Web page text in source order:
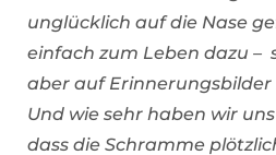
unglücklich auf die Nase
einfach zum Leben dazu –
aber auf Erinnerungsbilder
Und wie sehr haben wir
dass die Schramme